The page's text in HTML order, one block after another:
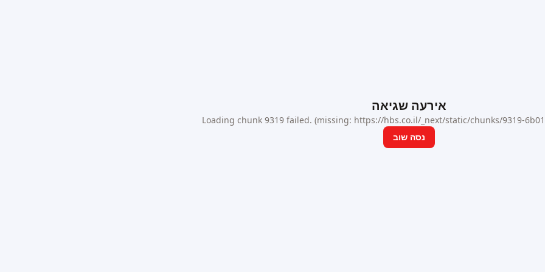
אירעה שגיאה
Loading chunk 9319 failed. (missing: https://hbs.co.il/_next/static/chunks/9319-
נסה שוב